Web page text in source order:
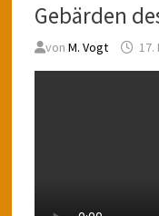
Gebärden
von M. Vogt 17.